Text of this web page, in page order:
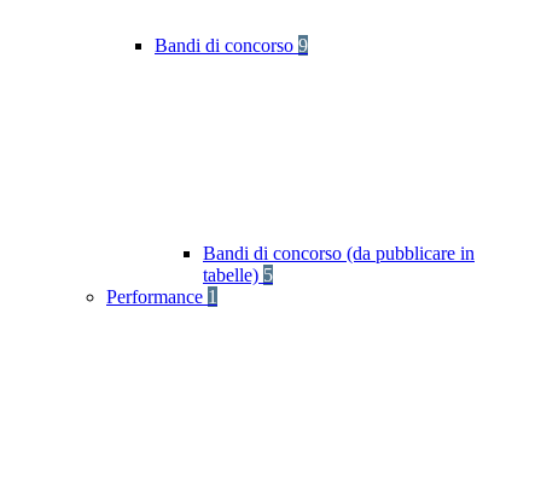
Bandi di concorso 9
Bandi di concorso (da pubblicare in
tabelle) 5
Performance 1